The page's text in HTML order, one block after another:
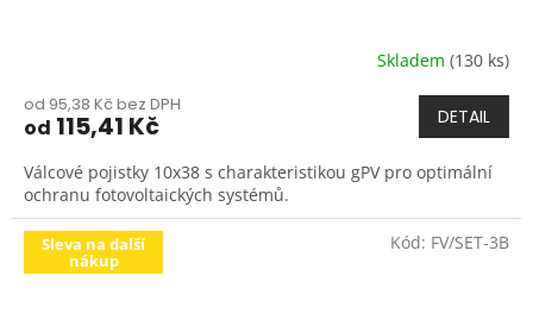
Skladem (130 ks)
od 95,38 Kč bez DPH
od 115,41 Kč DETAIL
Válcové pojistky 10x38 s charakteristikou gPV pro optimální
ochranu fotovoltaických systémů.
Sleva na další
nákup
Kód: FV/SET-3B